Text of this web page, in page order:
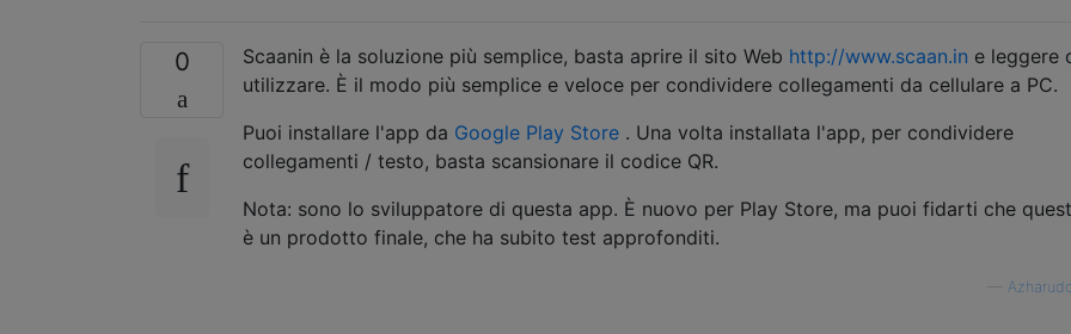
0 Scaanin è la soluzione più semplice, basta aprire il sito Web http://www.scaan.in e leggere
utilizzare. È il modo più semplice e veloce per condividere collegamenti da cellulare a PC.
Puoi installare l'app da Google Play Store . Una volta installata l'app, per condividere
collegamenti / testo, basta scansionare il codice QR.
Nota: sono lo sviluppatore di questa app. È nuovo per Play Store, ma puoi fidarti che
è un prodotto finale, che ha subito test approfonditi.